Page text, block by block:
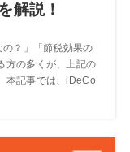
解説！
の？」「節税効果の
方の多くが、上記の
本記事では、iDeCo